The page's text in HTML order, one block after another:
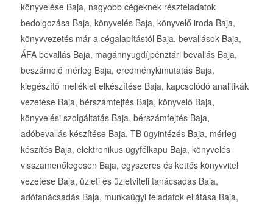
könyvelése Baja, nagyobb cégeknek részfeladatok
bedolgozása Baja, könyvelés Baja, könyvelő iroda Baja,
könyvvezetés már a cégalapítástól Baja, bevallások Baja,
ÁFA bevallás Baja, magánnyugdíjpénztári bevallás Baja,
beszámoló mérleg Baja, eredménykimutatás Baja,
kiegészítő melléklet elkészítése Baja, kapcsolódó analitikák
vezetése Baja, bérszámfejtés Baja, könyvelő Baja,
könyvelési szolgáltatás Baja, bérszámfejtés Baja,
adóbevallás készítése Baja, TB ügyintézés Baja, mérleg
készítés Baja, elektronikus ügyfélkapu Baja, könyvelés
visszamenőlegesen Baja, egyszeres és kettős könyvvitel
vezetése Baja, üzleti és üzletviteli tanácsadás Baja,
adótanácsadás Baja, munkaügyi feladatok ellátása Baja,